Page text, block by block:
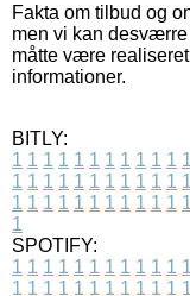
Fakta om tilbud og
men vi kan
måtte være
informationer.
BITLY:
1 1 1 1 1 1 1 1 1 1 1 1
1 1 1 1 1 1 1 1 1 1 1 1
1 1 1 1 1 1 1 1 1 1 1 1
1
SPOTIFY:
1 1 1 1 1 1 1 1 1 1 1 1
1 1 1 1 1 1 1 1 1 1 1 1